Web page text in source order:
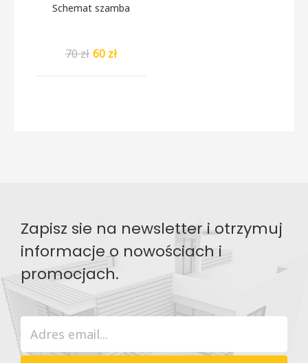
Schemat szamba
70 zł 60 zł
Zapisz sie na newsletter i otrzymuj
informacje o nowościach i
promocjach.